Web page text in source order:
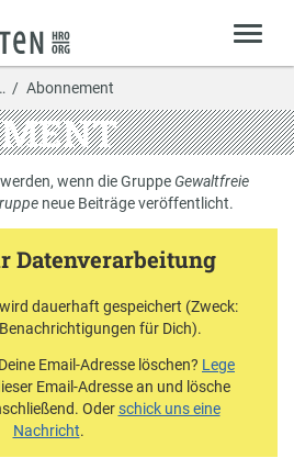
Abonnement
wenn die Gruppe Gewaltfreie
neue Beiträge veröffentlicht.
Datenverarbeitung
dauerhaft gespeichert (Zweck:
für Dich).
Email-Adresse löschen? Lege
Email-Adresse an und lösche
Oderschick uns eine
Nachricht.